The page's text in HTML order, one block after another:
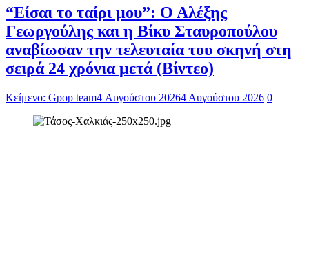
“Είσαι το ταίρι μου”: Ο Αλέξης
Γεωργούλης και η Βίκυ Σταυροπούλου
αναβίωσαν την τελευταία του σκηνή στη
σειρά 24 χρόνια μετά (Βίντεο)
Κείμενο: Gpop team4 Αυγούστου 20264 Αυγούστου 2026 0